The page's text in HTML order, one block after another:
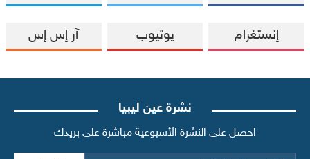
إنستغرام يوتيوب آر إس إس
نشرة عين ليبيا
احصل على النشرة الأسبوعية مباشرة على بريدك